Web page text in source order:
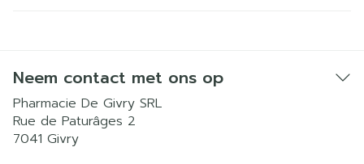
Neem contact met ons op
Pharmacie De Givry SRL
Rue de Paturâges 2
7041 Givry